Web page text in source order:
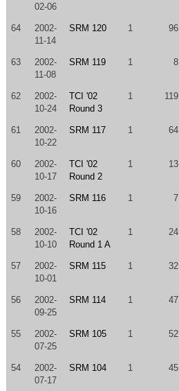
02-06
64
2002-
11-14
SRM 120 1 96
63
2002-
11-08
SRM 119 1 8
62
2002-
10-24
TCI '02
Round 3
1 119
61
2002-
10-22
SRM 117 1 64
60
2002-
10-17
TCI '02
Round 2
1 13
59
2002-
10-16
SRM 116 1 7
58
2002-
10-10
TCI '02
Round 1 A
1 24
57
2002-
10-01
SRM 115 1 32
56
2002-
09-25
SRM 114 1 47
55
2002-
07-25
SRM 105 1 52
54
2002-
07-17
SRM 104 1 45